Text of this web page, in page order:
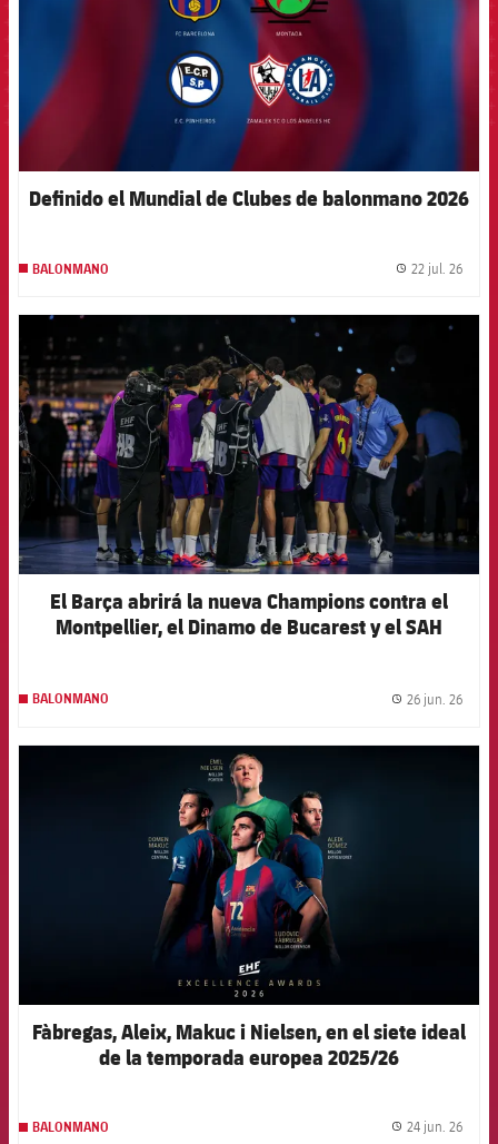
Definido el Mundial de Clubes de balonmano 2026
BALONMANO 22 jul. 26
FCB Barcelona badge
El Barça abrirá la nueva Champions contra el
Montpellier, el Dinamo de Bucarest y el SAH
BALONMANO 26 jun. 26
FCB Barcelona badge
Fàbregas, Aleix, Makuc i Nielsen, en el siete ideal
de la temporada europea 2025/26
BALONMANO 24 jun. 26